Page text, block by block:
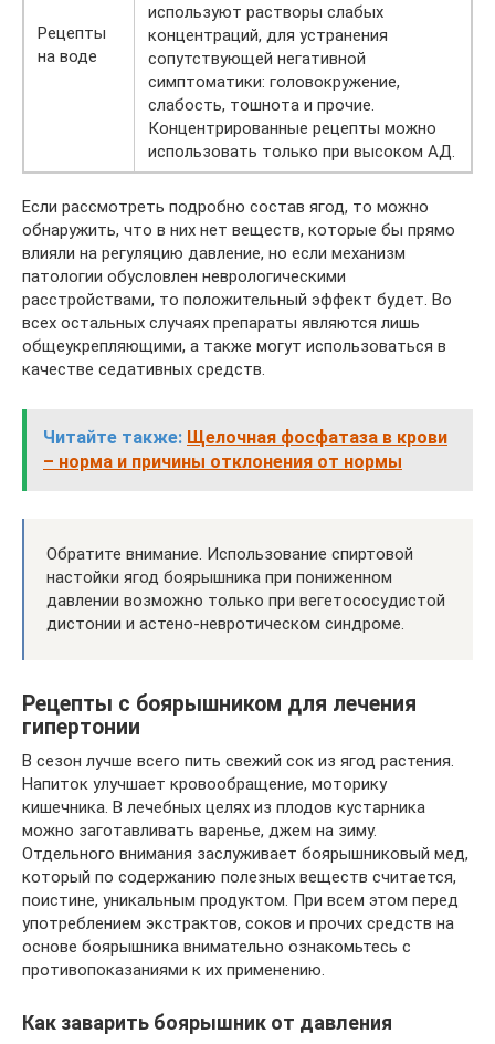
Рецепты
на воде
используют растворы слабых
концентраций, для устранения
сопутствующей негативной
симптоматики: головокружение,
слабость, тошнота и прочие.
Концентрированные рецепты можно
использовать только при высоком АД.
Если рассмотреть подробно состав ягод, то можно
обнаружить, что в них нет веществ, которые бы прямо
влияли на регуляцию давление, но если механизм
патологии обусловлен неврологическими
расстройствами, то положительный эффект будет. Во
всех остальных случаях препараты являются лишь
общеукрепляющими, а также могут использоваться в
качестве седативных средств.
Читайте также: Щелочная фосфатаза в крови
– норма и причины отклонения от нормы
Обратите внимание. Использование спиртовой
настойки ягод боярышника при пониженном
давлении возможно только при вегетососудистой
дистонии и астено-невротическом синдроме.
Рецепты с боярышником для лечения
гипертонии
В сезон лучше всего пить свежий сок из ягод растения.
Напиток улучшает кровообращение, моторику
кишечника. В лечебных целях из плодов кустарника
можно заготавливать варенье, джем на зиму.
Отдельного внимания заслуживает боярышниковый мед,
который по содержанию полезных веществ считается,
поистине, уникальным продуктом. При всем этом перед
употреблением экстрактов, соков и прочих средств на
основе боярышника внимательно ознакомьтесь с
противопоказаниями к их применению.
Как заварить боярышник от давления